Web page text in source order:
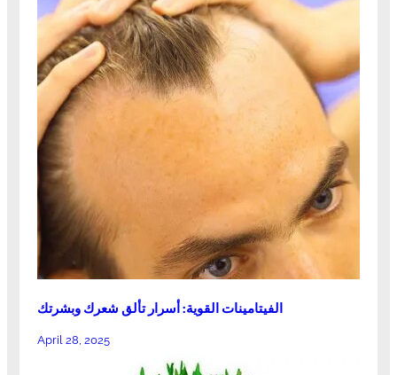
الفيتامينات القوية: أسرار تألق شعرك وبشرتك
April 28, 2025